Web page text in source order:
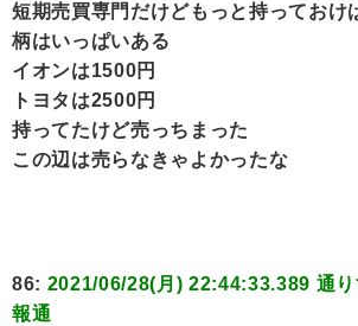
短期売買専門だけどもっと持っておけ
柄はいっぱいある
イオンは1500円
トヨタは2500円
持ってたけど売っちまった
この辺は売らなきゃよかったな
86: 2021/06/28(月) 22:44:33.389 通
報通